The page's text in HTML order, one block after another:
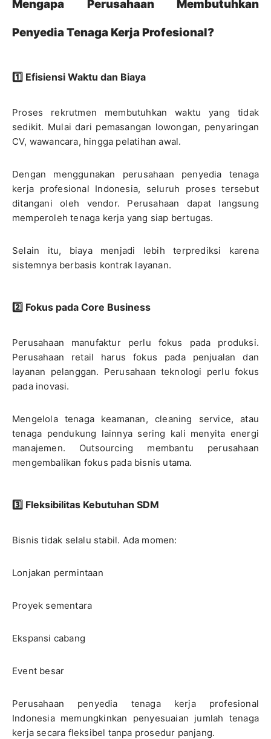
Mengapa Perusahaan Membutuhkan
Penyedia Tenaga Kerja Profesional?
1️⃣ Efisiensi Waktu dan Biaya
Proses rekrutmen membutuhkan waktu yang tidak
sedikit. Mulai dari pemasangan lowongan, penyaringan
CV, wawancara, hingga pelatihan awal.
Dengan menggunakan perusahaan penyedia tenaga
kerja profesional Indonesia, seluruh proses tersebut
ditangani oleh vendor. Perusahaan dapat langsung
memperoleh tenaga kerja yang siap bertugas.
Selain itu, biaya menjadi lebih terprediksi karena
sistemnya berbasis kontrak layanan.
2️⃣ Fokus pada Core Business
Perusahaan manufaktur perlu fokus pada produksi.
Perusahaan retail harus fokus pada penjualan dan
layanan pelanggan. Perusahaan teknologi perlu fokus
pada inovasi.
Mengelola tenaga keamanan, cleaning service, atau
tenaga pendukung lainnya sering kali menyita energi
manajemen. Outsourcing membantu perusahaan
mengembalikan fokus pada bisnis utama.
3️⃣ Fleksibilitas Kebutuhan SDM
Bisnis tidak selalu stabil. Ada momen:
Lonjakan permintaan
Proyek sementara
Ekspansi cabang
Event besar
Perusahaan penyedia tenaga kerja profesional
Indonesia memungkinkan penyesuaian jumlah tenaga
kerja secara fleksibel tanpa prosedur panjang.